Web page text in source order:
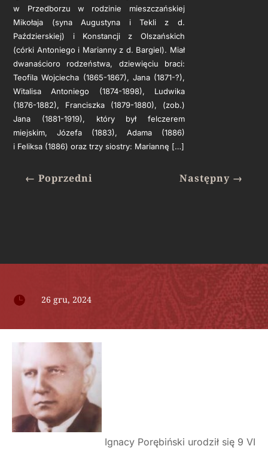
w Przedborzu w rodzinie mieszczańskiej
Mikołaja (syna Augustyna i Tekli z d.
Paździerskiej) i Konstancji z Olszańskich
(córki Antoniego i Marianny z d. Bargiel). Miał
dwanaścioro rodzeństwa, dziewięciu braci:
Teofila Wojciecha (1865-1867), Jana (1871-?),
Witalisa Antoniego (1874-1898), Ludwika
(1876-1882), Franciszka (1879-1880), (zob.)
Jana (1881-1919), który był felczerem
miejskim, Józefa (1883), Adama (1886)
i Feliksa (1886) oraz trzy siostry: Mariannę […]
←Poprzedni Następny→
 26 gru, 2024
Ignacy Porębiński urodził się 9 VI